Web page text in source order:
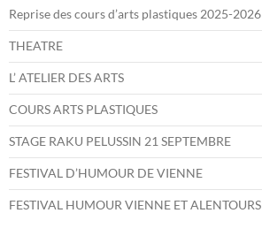
Reprise des cours d’arts plastiques 2025-2026
THEATRE
L’ ATELIER DES ARTS
COURS ARTS PLASTIQUES
STAGE RAKU PELUSSIN 21 SEPTEMBRE
FESTIVAL D’HUMOUR DE VIENNE
FESTIVAL HUMOUR VIENNE ET ALENTOURS